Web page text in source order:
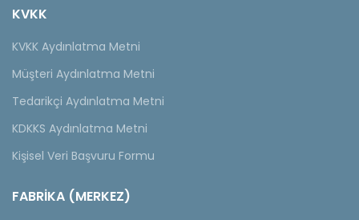
KVKK
KVKK Aydınlatma Metni
Müşteri Aydınlatma Metni
Tedarikçi Aydınlatma Metni
KDKKS Aydınlatma Metni
Kişisel Veri Başvuru Formu
FABRİKA (MERKEZ)